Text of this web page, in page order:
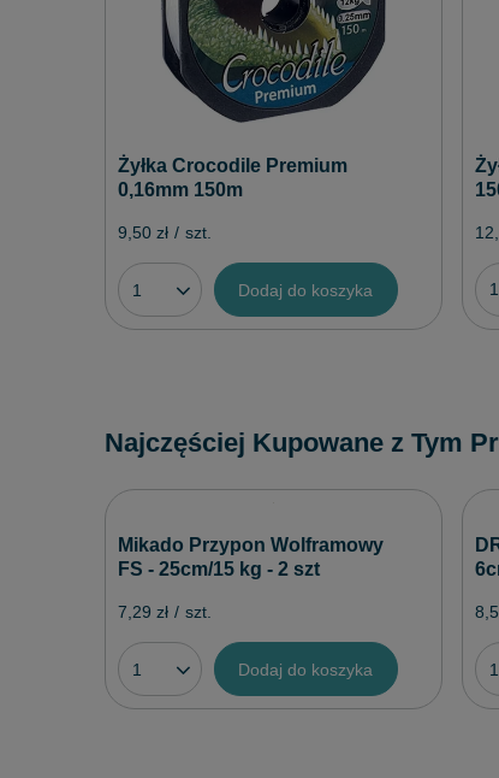
Żyłka Crocodile Premium
0,16mm 150m
9,50 zł / szt.
Dodaj do koszyka
Najczęściej Kupowane z Tym
Mikado Przypon Wolframowy
FS - 25cm/15 kg - 2 szt
7,29 zł / szt.
Dodaj do koszyka